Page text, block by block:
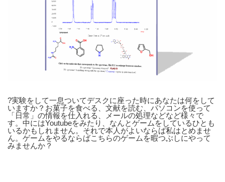
?実験をして一息ついてデスクに座った時にあなたは何をして
いますか？お菓子を食べる、文献を読む、パソコンを使って
「日常」の情報を仕入れる、メールの処理などなど様々で
す。中にはYoutubeをみたり、なんとゲームをしているひとも
いるかもしれません。それで本人がよいならば私はとめませ
ん。ゲームをやるならばこちらのゲームを暇つぶしにやって
みませんか？